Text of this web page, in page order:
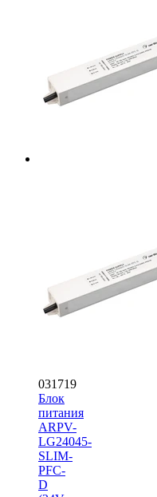
031719
Блок
питания
ARPV-
LG24045-
SLIM-
PFC-
D